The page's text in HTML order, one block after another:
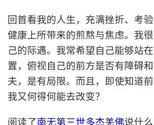
回首看我的人生，充满挫折、考
健康上所带来的煎熬与焦虑。我
己的际遇。我常希望自己能够站
置，俯视自己的前方是否有障碍
夫，是有局限。而且，即使知道前
我又何得何能去改变？
阅读了南无第三世多杰羌佛说什